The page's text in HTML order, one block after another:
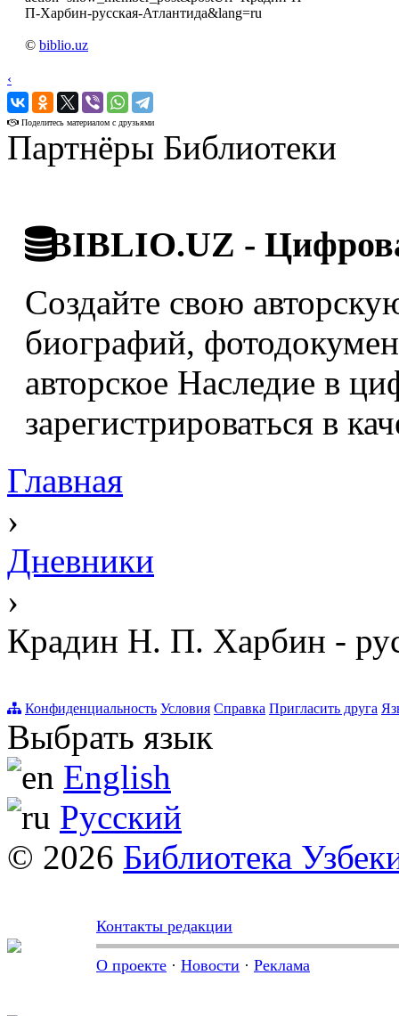
П-Харбин-русская-Атлантида&lang=ru
© biblio.uz
‹
›
Поделитесь материалом с друзьями
Партнёры Библиотеки
BIBLIO.UZ -
Создайте свою
биографий,
авторское Наследие в
зарегистрироваться в
Главная
›
Дневники
›
Крадин Н. П. Харбин -
Конфиденциальность Условия Справка Пригласить друга
Выбрать язык
English
Русский
© 2026 Библиотека
Контакты редакции
О проекте · Новости · Реклама